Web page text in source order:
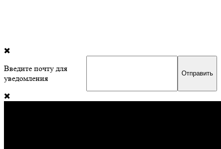
Введите почту для
уведомления